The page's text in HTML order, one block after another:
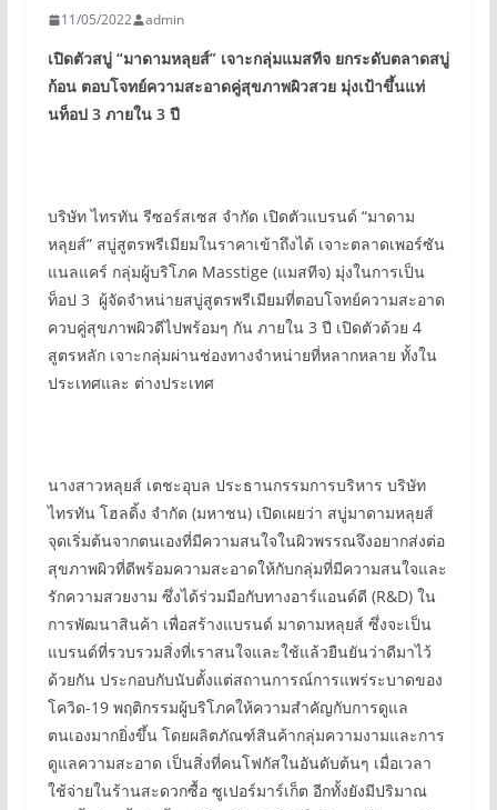
11/05/2022 admin
เปิดตัวสบู่ “มาดามหลุยส์” เจาะกลุ่มแมสทีจ ยกระดับตลาดสบู่
ก้อน ตอบโจทย์ความสะอาดคู่สุขภาพผิวสวย มุ่งเป้าขึ้นแท่
นท็อป 3ภายใน 3ปี
บริษัท ไทรทัน รีซอร์สเซส จำกัด เปิดตัวแบรนด์ “มาดาม
หลุยส์” สบู่สูตรพรีเมียมในราคาเข้าถึงได้ เจาะตลาดเพอร์ซัน
แนลแคร์ กลุ่มผู้บริโภค Masstige (แมสทีจ) มุ่งในการเป็น
ท็อป 3 ผู้จัดจำหน่ายสบู่สูตรพรีเมียมที่ตอบโจทย์ความสะอาด
ควบคู่สุขภาพผิวดีไปพร้อมๆ กัน ภายใน 3 ปี เปิดตัวด้วย 4
สูตรหลัก เจาะกลุ่มผ่านช่องทางจำหน่ายที่หลากหลาย ทั้งใน
ประเทศและ ต่างประเทศ
นางสาวหลุยส์ เตชะอุบล ประธานกรรมการบริหาร บริษัท
ไทรทัน โฮลดิ้ง จํากัด (มหาชน) เปิดเผยว่า สบู่มาดามหลุยส์
จุดเริ่มต้นจากตนเองที่มีความสนใจในผิวพรรณจึงอยากส่งต่อ
สุขภาพผิวที่ดีพร้อมความสะอาดให้กับกลุ่มที่มีความสนใจและ
รักความสวยงาม ซึ่งได้ร่วมมือกับทางอาร์แอนด์ดี (R&D) ใน
การพัฒนาสินค้า เพื่อสร้างแบรนด์ มาดามหลุยส์ ซึ่งจะเป็น
แบรนด์ที่รวบรวมสิ่งที่เราสนใจและใช้แล้วยืนยันว่าดีมาไว้
ด้วยกัน ประกอบกับนับตั้งแต่สถานการณ์การแพร่ระบาดของ
โควิด-19 พฤติกรรมผู้บริโภคให้ความสำคัญกับการดูแล
ตนเองมากยิ่งขึ้น โดยผลิตภัณฑ์สินค้ากลุ่มความงามและการ
ดูแลความสะอาด เป็นสิ่งที่คนโฟกัสในอันดับต้นๆ เมื่อเวลา
ใช้จ่ายในร้านสะดวกซื้อ ซูเปอร์มาร์เก็ต อีกทั้งยังมีปริมาณ